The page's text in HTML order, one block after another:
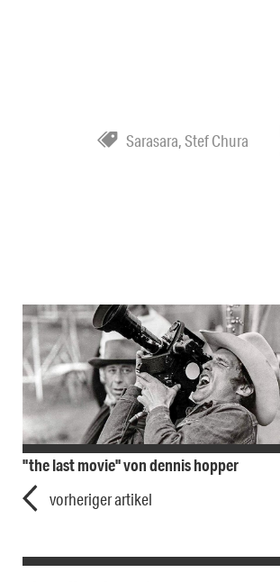
Sarasara,Stef Chura
"the last movie" von dennis hopper
vorheriger artikel